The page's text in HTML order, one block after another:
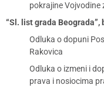
pokrajine Vojvodine
“Sl. list grada
Odluka o dopuni
Rakovica
Odluka o izmeni i
prava i nosiocima